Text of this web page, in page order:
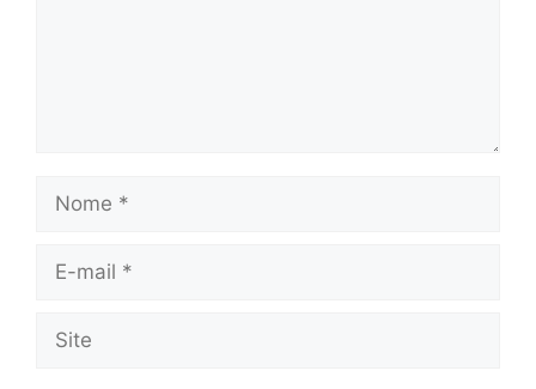
Nome
E-
Site